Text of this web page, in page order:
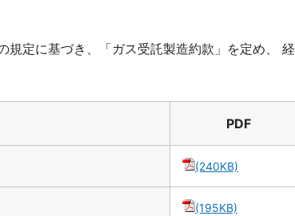
定に基づき、「ガス受託製造約款」を定め、 経
PDF
(240KB)
(195KB)